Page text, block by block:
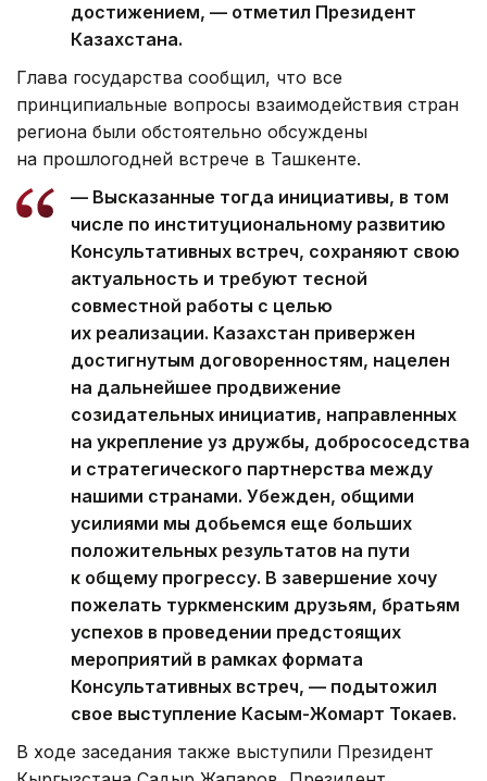
достижением, — отметил Президент
Казахстана.
Глава государства сообщил, что все
принципиальные вопросы взаимодействия стран
региона были обстоятельно обсуждены
на прошлогодней встрече в Ташкенте.
— Высказанные тогда инициативы, в том
числе по институциональному развитию
Консультативных встреч, сохраняют свою
актуальность и требуют тесной
совместной работы с целью
их реализации. Казахстан привержен
достигнутым договоренностям, нацелен
на дальнейшее продвижение
созидательных инициатив, направленных
на укрепление уз дружбы, добрососедства
и стратегического партнерства между
нашими странами. Убежден, общими
усилиями мы добьемся еще больших
положительных результатов на пути
к общему прогрессу. В завершение хочу
пожелать туркменским друзьям, братьям
успехов в проведении предстоящих
мероприятий в рамках формата
Консультативных встреч, — подытожил
свое выступление Касым-Жомарт Токаев.
В ходе заседания также выступили Президент